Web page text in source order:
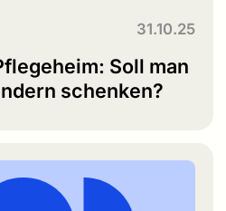
31.10.25
Soll man
schenken?